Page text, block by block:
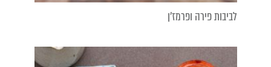
לביבות פירה ופרמז'ן